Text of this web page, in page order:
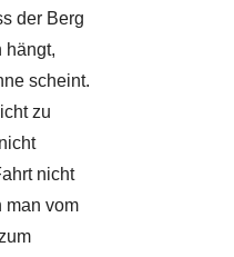
der Berg
hängt,
scheint.
zu
nicht
man vom